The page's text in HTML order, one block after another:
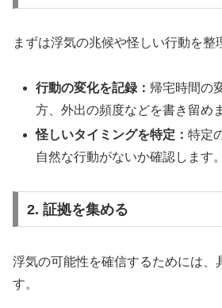
まずは浮気の兆候や怪しい行動を整
行動の変化を記録： 帰宅時間の
方、外出の頻度などを書き留め
怪しいタイミングを特定：特定
自然な行動がないか確認します。
2. 証拠を集める
浮気の可能性を確信するためには、
す。